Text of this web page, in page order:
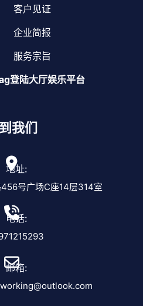
客户见证
企业简报
服务宗旨
登陆大厅娱乐平台
我们
地址:
号广场C座14层314室
电话:
邮箱: